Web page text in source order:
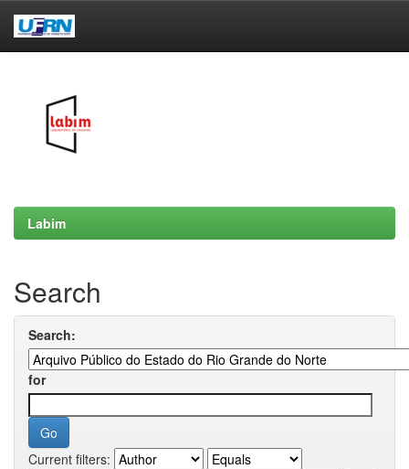
Labim
Search
Search:
for
Current filters: